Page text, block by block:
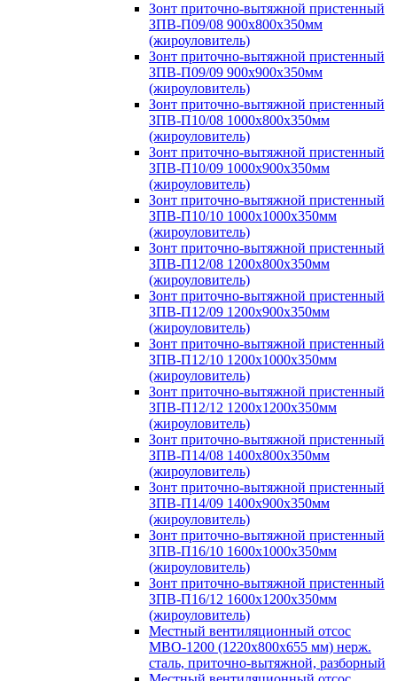
Зонт приточно-вытяжной пристенный
ЗПВ-П09/08 900х800х350мм
(жироуловитель)
Зонт приточно-вытяжной пристенный
ЗПВ-П09/09 900х900х350мм
(жироуловитель)
Зонт приточно-вытяжной пристенный
ЗПВ-П10/08 1000х800х350мм
(жироуловитель)
Зонт приточно-вытяжной пристенный
ЗПВ-П10/09 1000х900х350мм
(жироуловитель)
Зонт приточно-вытяжной пристенный
ЗПВ-П10/10 1000х1000х350мм
(жироуловитель)
Зонт приточно-вытяжной пристенный
ЗПВ-П12/08 1200х800х350мм
(жироуловитель)
Зонт приточно-вытяжной пристенный
ЗПВ-П12/09 1200х900х350мм
(жироуловитель)
Зонт приточно-вытяжной пристенный
ЗПВ-П12/10 1200х1000х350мм
(жироуловитель)
Зонт приточно-вытяжной пристенный
ЗПВ-П12/12 1200х1200х350мм
(жироуловитель)
Зонт приточно-вытяжной пристенный
ЗПВ-П14/08 1400х800х350мм
(жироуловитель)
Зонт приточно-вытяжной пристенный
ЗПВ-П14/09 1400х900х350мм
(жироуловитель)
Зонт приточно-вытяжной пристенный
ЗПВ-П16/10 1600х1000х350мм
(жироуловитель)
Зонт приточно-вытяжной пристенный
ЗПВ-П16/12 1600х1200х350мм
(жироуловитель)
Местный вентиляционный отсос
МВО-1200 (1220х800х655 мм) нерж.
сталь, приточно-вытяжной, разборный